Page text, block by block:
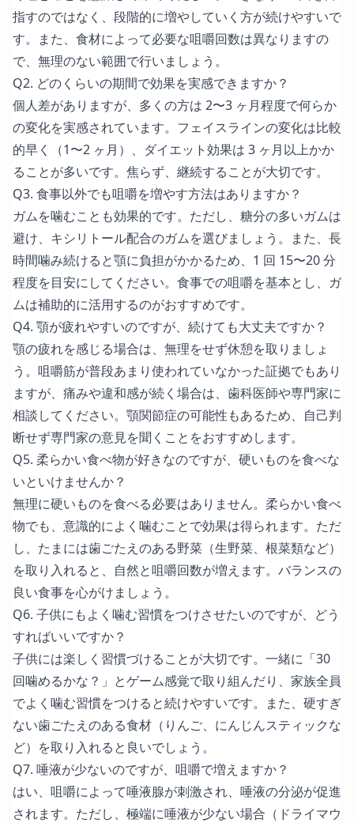
指すのではなく、段階的に増やしていく方が続けやすいで
す。また、食材によって必要な咀嚼回数は異なりますの
で、無理のない範囲で行いましょう。
Q2. どのくらいの期間で効果を実感できますか？
個人差がありますが、多くの方は 2〜3 ヶ月程度で何らか
の変化を実感されています。フェイスラインの変化は比較
的早く（1〜2 ヶ月）、ダイエット効果は 3 ヶ月以上かか
ることが多いです。焦らず、継続することが大切です。
Q3. 食事以外でも咀嚼を増やす方法はありますか？
ガムを噛むことも効果的です。ただし、糖分の多いガムは
避け、キシリトール配合のガムを選びましょう。また、長
時間噛み続けると顎に負担がかかるため、1 回 15〜20 分
程度を目安にしてください。食事での咀嚼を基本とし、ガ
ムは補助的に活用するのがおすすめです。
Q4. 顎が疲れやすいのですが、続けても大丈夫ですか？
顎の疲れを感じる場合は、無理をせず休憩を取りましょ
う。咀嚼筋が普段あまり使われていなかった証拠でもあり
ますが、痛みや違和感が続く場合は、歯科医師や専門家に
相談してください。顎関節症の可能性もあるため、自己判
断せず専門家の意見を聞くことをおすすめします。
Q5. 柔らかい食べ物が好きなのですが、硬いものを食べな
いといけませんか？
無理に硬いものを食べる必要はありません。柔らかい食べ
物でも、意識的によく噛むことで効果は得られます。ただ
し、たまには歯ごたえのある野菜（生野菜、根菜類など）
を取り入れると、自然と咀嚼回数が増えます。バランスの
良い食事を心がけましょう。
Q6. 子供にもよく噛む習慣をつけさせたいのですが、どう
すればいいですか？
子供には楽しく習慣づけることが大切です。一緒に「30
回噛めるかな？」とゲーム感覚で取り組んだり、家族全員
でよく噛む習慣をつけると続けやすいです。また、硬すぎ
ない歯ごたえのある食材（りんご、にんじんスティックな
ど）を取り入れると良いでしょう。
Q7. 唾液が少ないのですが、咀嚼で増えますか？
はい、咀嚼によって唾液腺が刺激され、唾液の分泌が促進
されます。ただし、極端に唾液が少ない場合（ドライマウ